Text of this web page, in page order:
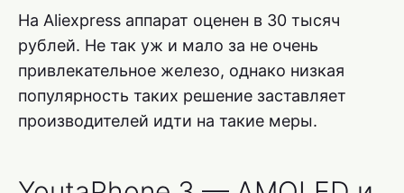
На Aliexpress аппарат оценен в 30 тысяч
рублей. Не так уж и мало за не очень
привлекательное железо, однако низкая
популярность таких решение заставляет
производителей идти на такие меры.